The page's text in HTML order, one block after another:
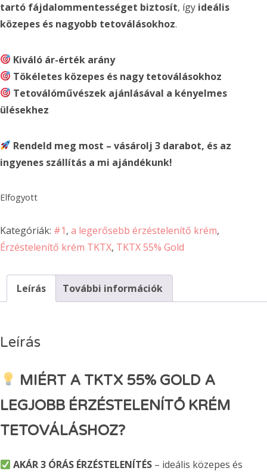
tartó fájdalommentességet biztosít, így ideális
közepes és nagyobb tetoválásokhoz.
Kiváló ár-érték arány
Tökéletes közepes és nagy tetoválásokhoz
Tetoválóművészek ajánlásával a kényelmes
ülésekhez
Rendeld meg most – vásárolj 3 darabot, és az
ingyenes szállítás a mi ajándékunk!
Elfogyott
Kategóriák: #1, a legerősebb érzéstelenítő krém,
Érzéstelenítő krém TKTX, TKTX 55% Gold
Leírás További információk
Leírás
MIÉRT A TKTX 55% GOLD A
LEGJOBB ÉRZÉSTELENÍTŐ KRÉM
TETOVÁLÁSHOZ?
AKÁR 3 ÓRÁS ÉRZÉSTELENÍTÉS – ideális közepes és